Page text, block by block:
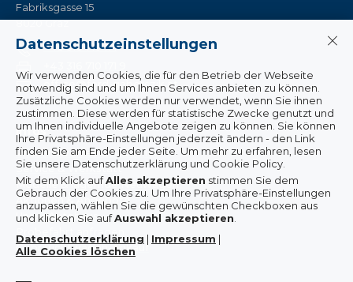
Fabriksgasse 15
8020 Graz
+43 316 710 171
office@ford-gaberszik.at
Infos
Wissenswertes & Aktuelles
Service & Werkstatt
Modelle & lagernde Neuwagen
Aktionen & Angebote
Unser Autohaus
Probefahrt anfragen
Gebrauchtwagen-Ankauf
Datenschutzeinstellungen
Wir verwenden Cookies, die für den Betrieb der Webseite
notwendig sind und um Ihnen Services anbieten zu können.
Zusätzliche Cookies werden nur verwendet, wenn Sie ihnen
zustimmen. Diese werden für statistische Zwecke genutzt und
um Ihnen individuelle Angebote zeigen zu können. Sie können
Ihre Privatsphäre-Einstellungen jederzeit ändern - den Link
finden Sie am Ende jeder Seite. Um mehr zu erfahren, lesen
Sie unsere Datenschutzerklärung und Cookie Policy.
Mit dem Klick aufAlles akzeptieren stimmen Sie dem
Gebrauch der Cookies zu. Um Ihre Privatsphäre-Einstellungen
anzupassen, wählen Sie die gewünschten Checkboxen aus
und klicken Sie aufAuswahl akzeptieren
Datenschutzerklärung | Impressum |
Alle Cookies löschen